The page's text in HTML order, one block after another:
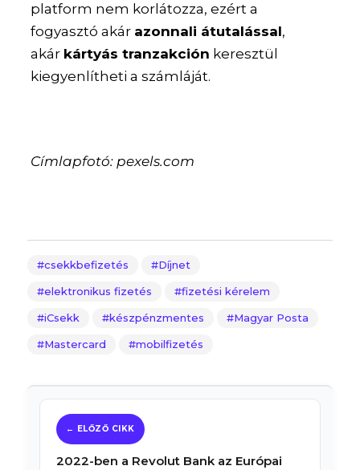
platform nem korlátozza, ezért a
fogyasztó akár azonnali átutalással,
akár kártyás tranzakción keresztül
kiegyenlítheti a számláját.
Címlapfotó: pexels.com
csekkbefizetés Díjnet
elektronikus fizetés fizetési kérelem
iCsekk készpénzmentes Magyar Posta
Mastercard mobilfizetés
2022-ben a Revolut Bank az Európai